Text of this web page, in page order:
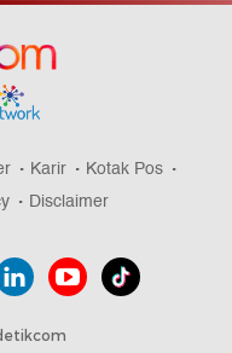
Karir
Kotak Pos
Disclaimer